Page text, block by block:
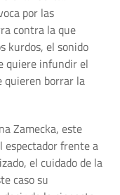
por las
contra la que
kurdos, el sonido
quiere infundir el
quieren borrar la
Zamecka, este
espectador frente a
el cuidado de la
caso su